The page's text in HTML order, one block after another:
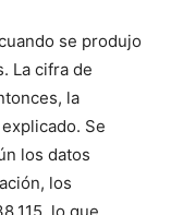
se produjo
La cifra de
la
Se
los datos
los